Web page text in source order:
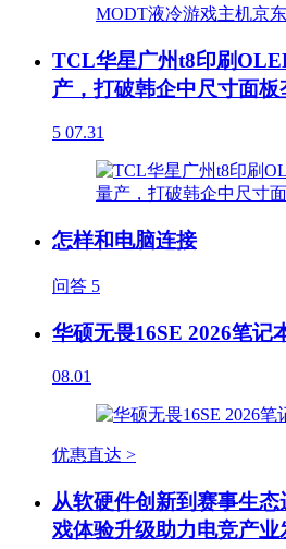
TCL华星广州t8印刷
产，打破韩企中尺寸面板
5 07.31
怎样和电脑连接
问答 5
华硕无畏16SE 2026笔记
08.01
优惠直达 >
从软硬件创新到赛事生
戏体验升级助力电竞产业